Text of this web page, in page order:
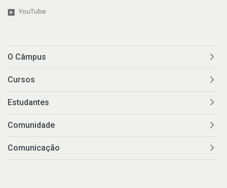
YouTube
O Câmpus
Cursos
Estudantes
Comunidade
Comunicação